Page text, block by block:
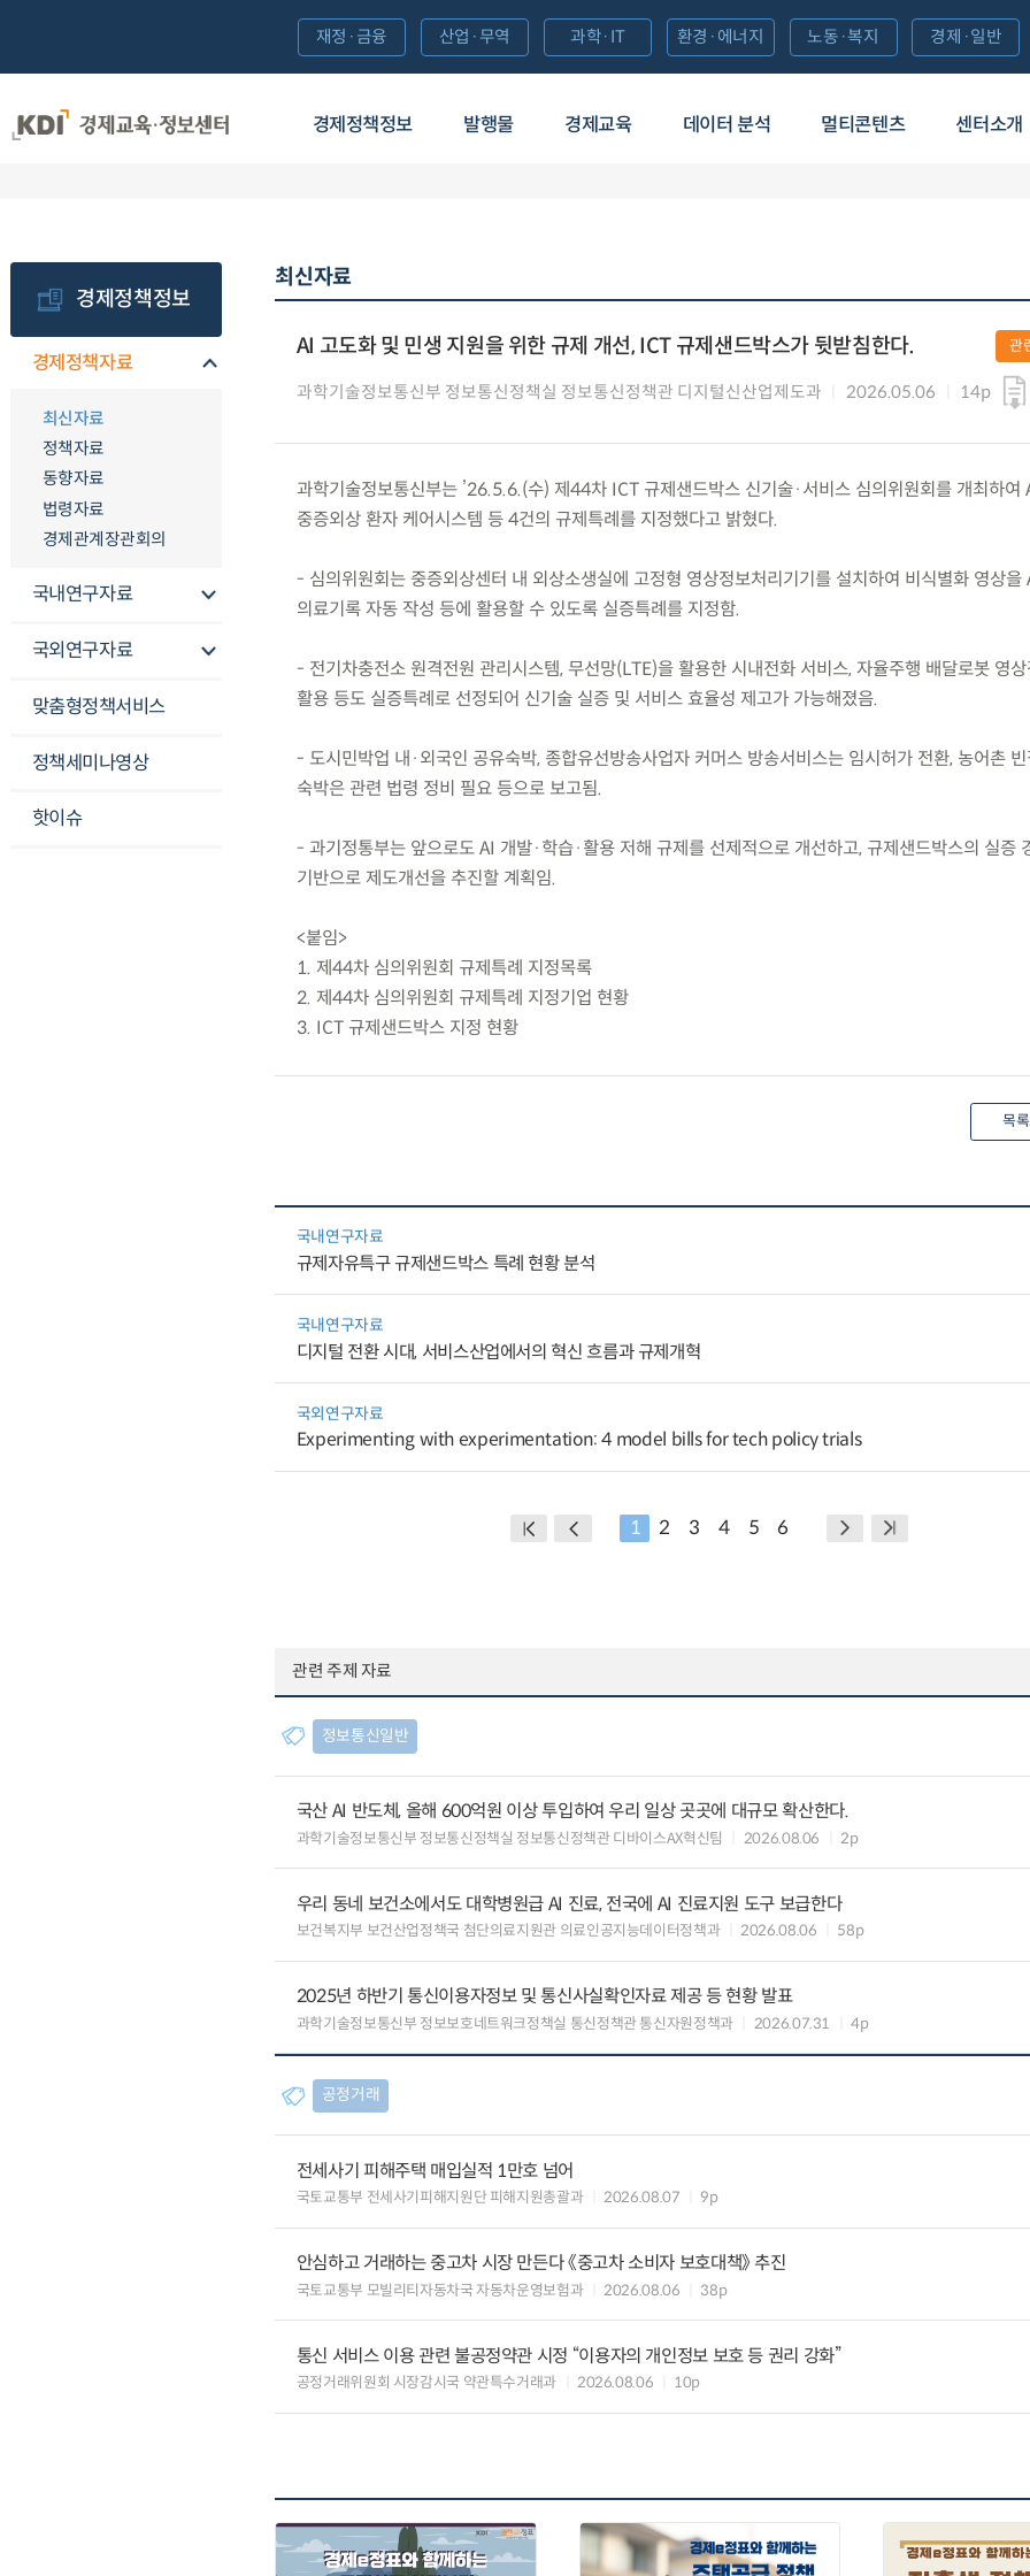
경제정책정보 발행물 경제교육 데이터 분석 멀티콘텐츠 센터소개
재정·금융 산업·무역 과학·IT 환경·에너지 노동·복지 경제·일반
경제정책정보
경제정책자료
최신자료
정책자료
동향자료
법령자료
경제관계장관회의
국내연구자료
국외연구자료
맞춤형정책서비스
정책세미나영상
핫이슈
최신자료
AI 고도화 및 민생 지원을 위한 규제 개선, ICT 규제샌드박스가 뒷받침한다.
과학기술정보통신부 정보통신정책실 정보통신정책관 디지털신산업제도과 2026.05.06 14p
관
과학기술정보통신부는 ’26.5.6.(수) 제44차 ICT 규제샌드박스 신기술·서비스 심의위원회를 개최하여
중증외상 환자 케어시스템 등 4건의 규제특례를 지정했다고 밝혔다.
- 심의위원회는 중증외상센터 내 외상소생실에 고정형 영상정보처리기기를 설치하여 비식별화 영상을
의료기록 자동 작성 등에 활용할 수 있도록 실증특례를 지정함.
- 전기차충전소 원격전원 관리시스템, 무선망(LTE)을 활용한 시내전화 서비스, 자율주행 배달로봇 영
활용 등도 실증특례로 선정되어 신기술 실증 및 서비스 효율성 제고가 가능해졌음.
- 도시민박업 내·외국인 공유숙박, 종합유선방송사업자 커머스 방송서비스는 임시허가 전환, 농어촌
숙박은 관련 법령 정비 필요 등으로 보고됨.
- 과기정통부는 앞으로도 AI 개발·학습·활용 저해 규제를 선제적으로 개선하고, 규제샌드박스의 실증
기반으로 제도개선을 추진할 계획임.
<붙임>
1. 제44차 심의위원회 규제특례 지정목록
2. 제44차 심의위원회 규제특례 지정기업 현황
3. ICT 규제샌드박스 지정 현황
목
국내연구자료
규제자유특구 규제샌드박스 특례 현황 분석
국내연구자료
디지털 전환 시대, 서비스산업에서의 혁신 흐름과 규제개혁
국외연구자료
Experimenting with experimentation: 4 model bills for tech policy trials
1 2 3 4 5 6
관련 주제 자료
정보통신일반
국산 AI 반도체, 올해 600억원 이상 투입하여 우리 일상 곳곳에 대규모 확산한다.
과학기술정보통신부 정보통신정책실 정보통신정책관 디바이스AX혁신팀 2026.08.06 2p
우리 동네 보건소에서도 대학병원급 AI 진료, 전국에 AI 진료지원 도구 보급한다
보건복지부 보건산업정책국 첨단의료지원관 의료인공지능데이터정책과 2026.08.06 58p
2025년 하반기 통신이용자정보 및 통신사실확인자료 제공 등 현황 발표
과학기술정보통신부 정보보호네트워크정책실 통신정책관 통신자원정책과 2026.07.31 4p
공정거래
전세사기 피해주택 매입실적 1만호 넘어
국토교통부 전세사기피해지원단 피해지원총괄과 2026.08.07 9p
안심하고 거래하는 중고차 시장 만든다 《중고차 소비자 보호대책》 추진
국토교통부 모빌리티자동차국 자동차운영보험과 2026.08.06 38p
통신 서비스 이용 관련 불공정약관 시정 “이용자의 개인정보 보호 등 권리 강화”
공정거래위원회 시장감시국 약관특수거래과 2026.08.06 10p